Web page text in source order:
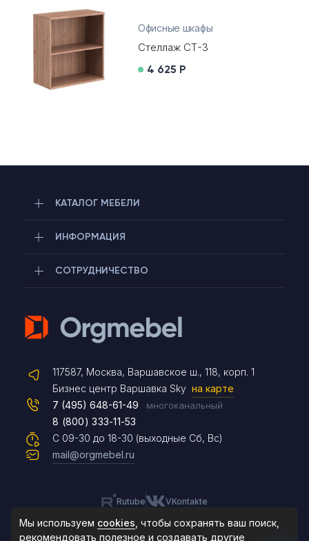
Офисные шкафы
Стеллаж СТ-3
4 625 Р
КАТАЛОГ МЕБЕЛИ
ИНФОРМАЦИЯ
СОТРУДНИЧЕСТВО
117587, Москва, Варшавское ш., 118, корп. 1
Бизнес центр Варшавка Sky на карте
С 09-30 до 18-30 (выходные Сб, Вс)
7 (495) 648-61-49 многоканальный
8 (800) 333-11-53
mail@orgmebel.ru
Rutube VKontakte
Telegram
Max
Чат на сайте
8 (495) 183-47-87
По будням с 09:30 до 18:30
Мы используем cookies , чтобы сохранять ваш поиск,
рекомендовать полезное и создавать другие